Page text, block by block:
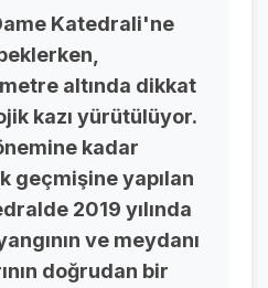
Katedrali'ne
altında dikkat
kazı yürütülüyor.
kadar
geçmişine yapılan
2019 yılında
ve meydanı
doğrudan bir